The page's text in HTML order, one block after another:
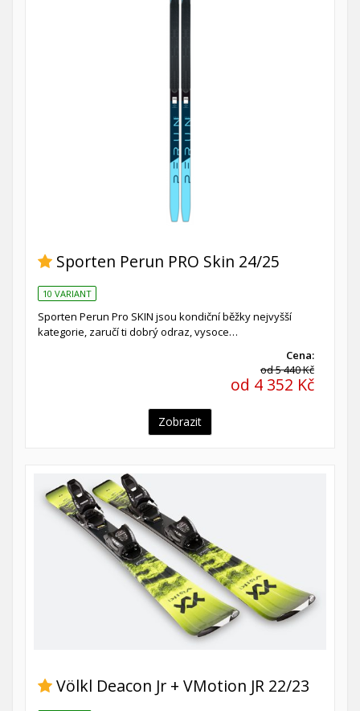
Sporten Perun PRO Skin 24/25
10 VARIANT
Sporten Perun Pro SKIN jsou kondiční běžky nejvyšší
kategorie, zaručí ti dobrý odraz, vysoce…
Cena:
od 5 440 Kč
od 4 352 Kč
Zobrazit
Völkl Deacon Jr + VMotion JR 22/23